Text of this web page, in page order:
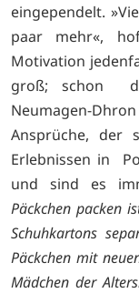
eingependelt.
paar mehr«,
Motivation
groß; schon
Neumagen-
Ansprüche, der
Erlebnissen in
und sind es
Päckchen packen
Schuhkartons
Päckchen mit
Mädchen der